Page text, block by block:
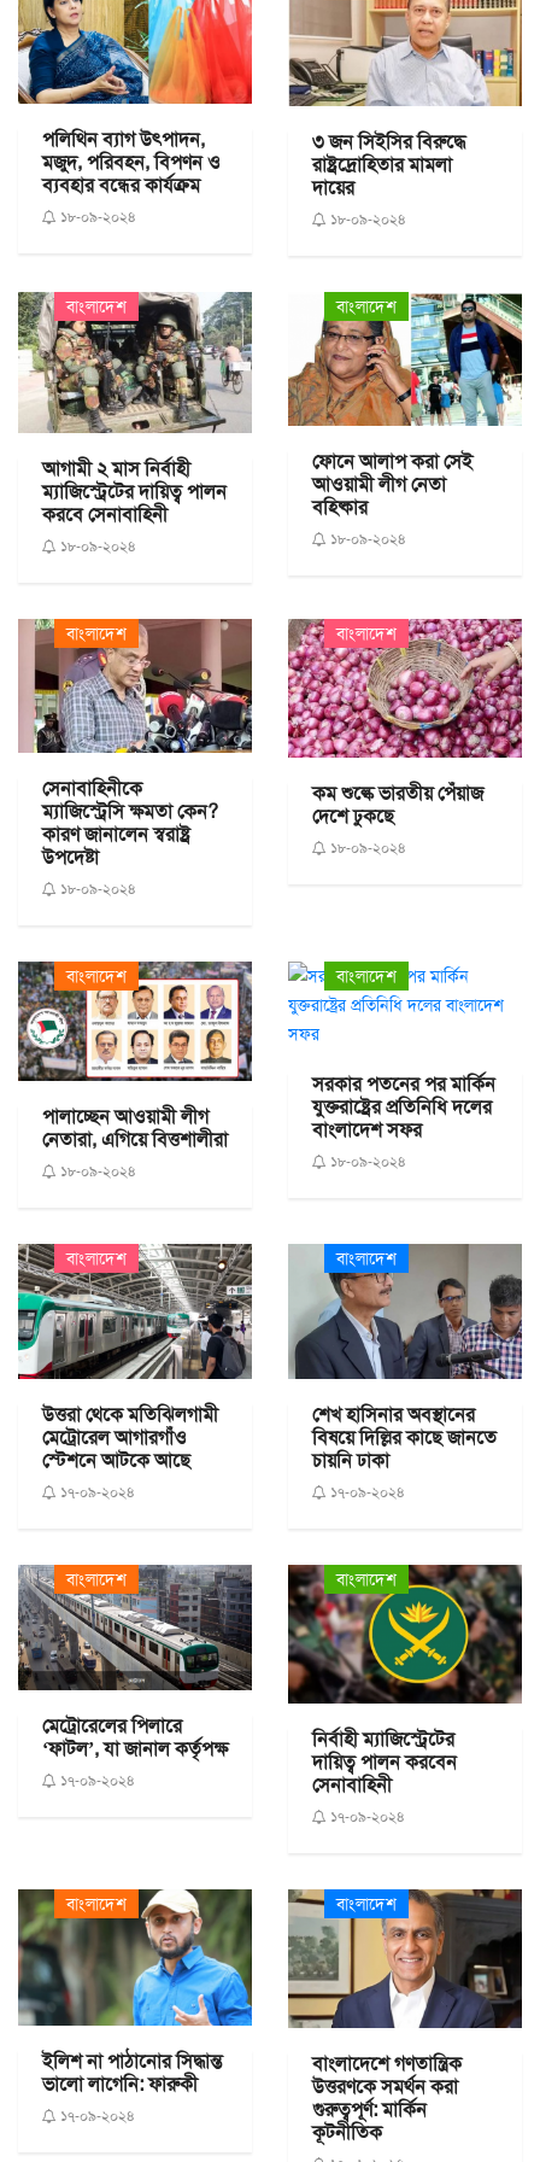
পলিথিন ব্যাগ উৎপাদন,
মজুদ, পরিবহন, বিপণন ও
ব্যবহার বন্ধের কার্যক্রম
১৮-০৯-২০২৪
৩ জন সিইসির বিরুদ্ধে
রাষ্ট্রদ্রোহিতার মামলা
দায়ের
১৮-০৯-২০২৪
বাংলাদেশ
আগামী ২ মাস নির্বাহী
ম্যাজিস্ট্রেটের দায়িত্ব পালন
করবে সেনাবাহিনী
১৮-০৯-২০২৪
বাংলাদেশ
ফোনে আলাপ করা সেই
আওয়ামী লীগ নেতা
বহিষ্কার
১৮-০৯-২০২৪
বাংলাদেশ
সেনাবাহিনীকে
ম্যাজিস্ট্রেসি ক্ষমতা কেন?
কারণ জানালেন স্বরাষ্ট্র
উপদেষ্টা
১৮-০৯-২০২৪
বাংলাদেশ
কম শুল্কে ভারতীয় পেঁয়াজ
দেশে ঢুকছে
১৮-০৯-২০২৪
বাংলাদেশ
পালাচ্ছেন আওয়ামী লীগ
নেতারা, এগিয়ে বিত্তশালীরা
১৮-০৯-২০২৪
বাংলাদেশ
সরকার পতনের পর মার্কিন
যুক্তরাষ্ট্রের প্রতিনিধি দলের
বাংলাদেশ সফর
১৮-০৯-২০২৪
বাংলাদেশ
উত্তরা থেকে মতিঝিলগামী
মেট্রোরেল আগারগাঁও
স্টেশনে আটকে আছে
১৭-০৯-২০২৪
বাংলাদেশ
শেখ হাসিনার অবস্থানের
বিষয়ে দিল্লির কাছে জানতে
চায়নি ঢাকা
১৭-০৯-২০২৪
বাংলাদেশ
মেট্রোরেলের পিলারে
‘ফাটল’, যা জানাল কর্তৃপক্ষ
১৭-০৯-২০২৪
বাংলাদেশ
নির্বাহী ম্যাজিস্ট্রেটের
দায়িত্ব পালন করবেন
সেনাবাহিনী
১৭-০৯-২০২৪
বাংলাদেশ
ইলিশ না পাঠানোর সিদ্ধান্ত
ভালো লাগেনি: ফারুকী
১৭-০৯-২০২৪
বাংলাদেশ
বাংলাদেশে গণতান্ত্রিক
উত্তরণকে সমর্থন করা
গুরুত্বপূর্ণ: মার্কিন
কূটনীতিক